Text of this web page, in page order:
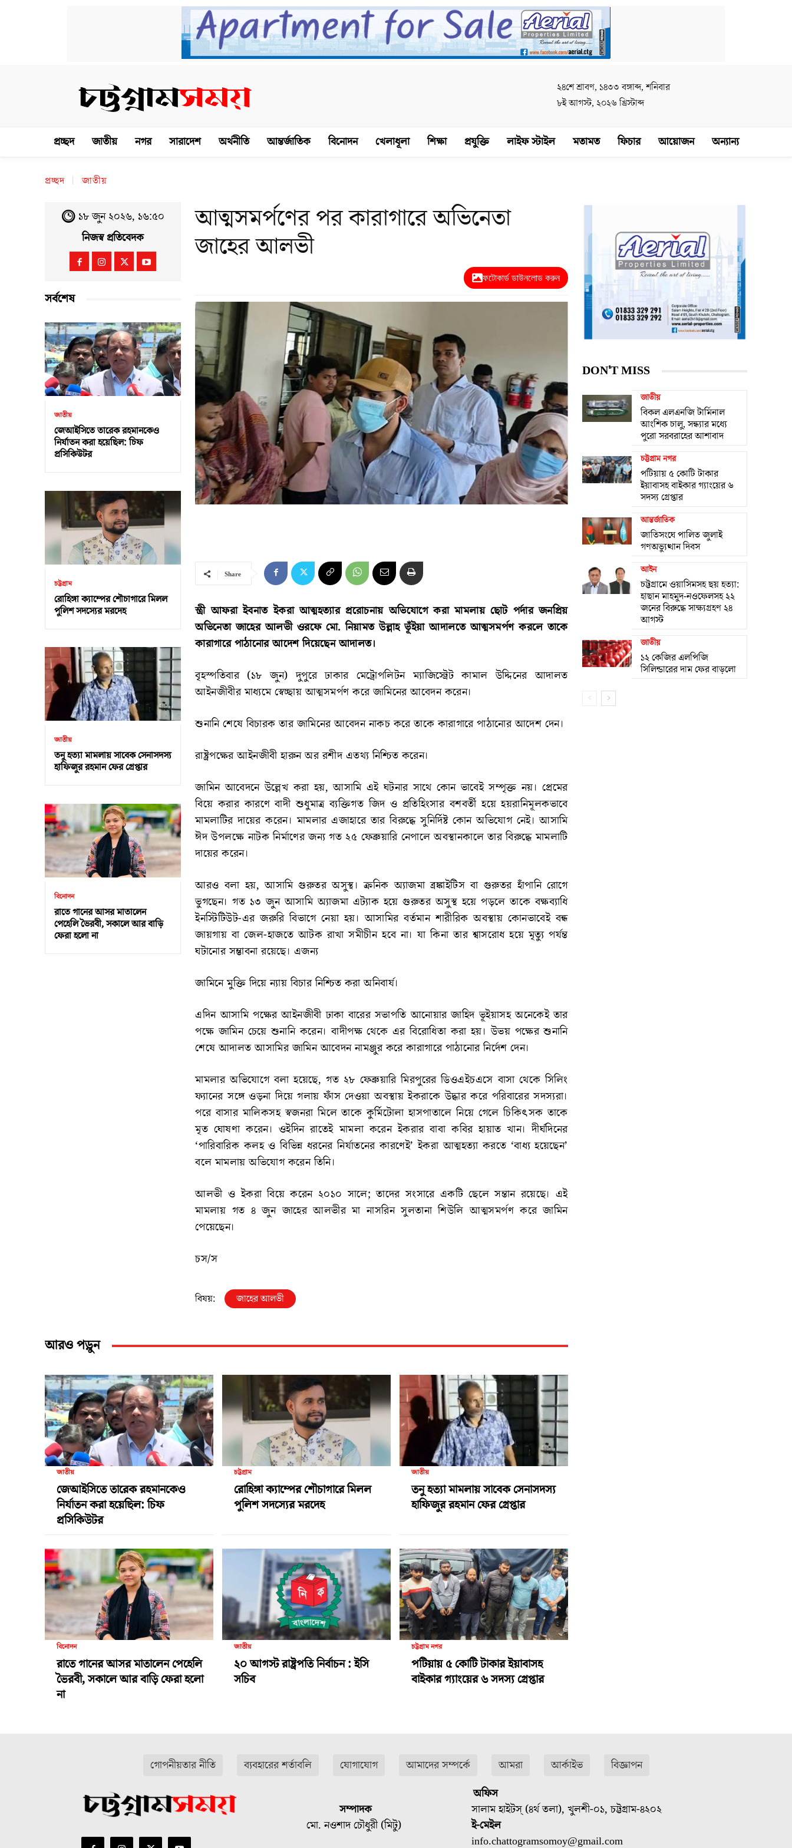
২৪শে শ্রাবণ, ১৪৩৩ বঙ্গাব্দ, শনিবার
৮ই আগস্ট, ২০২৬ খ্রিস্টাব্দ
প্রচ্ছদ জাতীয় নগর সারাদেশ অর্থনীতি আন্তর্জাতিক বিনোদন খেলাধূলা শিক্ষা প্রযুক্তি লাইফ স্টাইল মতামত ফিচার আয়োজন অন্যান্য
প্রচ্ছদ জাতীয়
১৮ জুন ২০২৬, ১৬:৫০
নিজস্ব প্রতিবেদক
সর্বশেষ
জাতীয়
জেআইসিতে তারেক রহমানকেও
নির্যাতন করা হয়েছিল: চিফ
প্রসিকিউটর
চট্টগ্রাম
রোহিঙ্গা ক্যাম্পের শৌচাগারে মিলল
পুলিশ সদস্যের মরদেহ
জাতীয়
তনু হত্যা মামলায় সাবেক সেনাসদস্য
হাফিজুর রহমান ফের গ্রেপ্তার
বিনোদন
রাতে গানের আসর মাতালেন
পেহেলি ভৈরবী, সকালে আর বাড়ি
ফেরা হলো না
আত্মসমর্পণের পর কারাগারে অভিনেতা
জাহের আলভী
ফটোকার্ড ডাউনলোড করুন
Share
স্ত্রী আফরা ইবনাত ইকরা আত্মহত্যার প্ররোচনায় অভিযোগে করা মামলায় ছোট পর্দার জনপ্রিয়
অভিনেতা জাহের আলভী ওরফে মো. নিয়ামত উল্লাহ ভূঁইয়া আদালতে আত্মসমর্পণ করলে তাকে
কারাগারে পাঠানোর আদেশ দিয়েছেন আদালত।
বৃহস্পতিবার (১৮ জুন) দুপুরে ঢাকার মেট্রোপলিটন ম্যাজিস্ট্রেট কামাল উদ্দিনের আদালত
আইনজীবীর মাধ্যমে স্বেচ্ছায় আত্মসমর্পণ করে জামিনের আবেদন করেন।
শুনানি শেষে বিচারক তার জামিনের আবেদন নাকচ করে তাকে কারাগারে পাঠানোর আদেশ দেন।
রাষ্ট্রপক্ষের আইনজীবী হারুন অর রশীদ এতথ্য নিশ্চিত করেন।
জামিন আবেদনে উল্লেখ করা হয়, আসামি এই ঘটনার সাথে কোন ভাবেই সম্পৃক্ত নয়। প্রেমের
বিয়ে করার কারণে বাদী শুধুমাত্র ব্যক্তিগত জিদ ও প্রতিহিংসার বশবর্তী হয়ে হয়রানিমূলকভাবে
মামলাটির দায়ের করেন। মামলার এজাহারে তার বিরুদ্ধে সুনির্দিষ্ট কোন অভিযোগ নেই। আসামি
ঈদ উপলক্ষে নাটক নির্মাণের জন্য গত ২৫ ফেব্রুয়ারি নেপালে অবস্থানকালে তার বিরুদ্ধে মামলাটি
দায়ের করেন।
আরও বলা হয়, আসামি গুরুতর অসুস্থ। ক্রনিক অ্যাজমা ব্রঙ্কাইটিস বা গুরুতর হাঁপানি রোগে
ভুগছেন। গত ১৩ জুন আসামি অ্যাজমা এট্যাক হয়ে গুরুতর অসুস্থ হয়ে পড়লে তাকে বক্ষব্যাধি
ইনস্টিটিউট-এর জরুরি বিভাগে নেয়া হয়। আসামির বর্তমান শারীরিক অবস্থায় কোনভাবেই বন্ধ
জায়গায় বা জেল-হাজতে আটক রাখা সমীচীন হবে না। যা কিনা তার শ্বাসরোধ হয়ে মৃত্যু পর্যন্ত
ঘটানোর সম্ভাবনা রয়েছে। এজন্য
জামিনে মুক্তি দিয়ে ন্যায় বিচার নিশ্চিত করা অনিবার্য।
এদিন আসামি পক্ষের আইনজীবী ঢাকা বারের সভাপতি আনোয়ার জাহিদ ভূইয়াসহ অনেকেই তার
পক্ষে জামিন চেয়ে শুনানি করেন। বাদীপক্ষ থেকে এর বিরোধিতা করা হয়। উভয় পক্ষের শুনানি
শেষে আদালত আসামির জামিন আবেদন নামঞ্জুর করে কারাগারে পাঠানোর নির্দেশ দেন।
মামলার অভিযোগে বলা হয়েছে, গত ২৮ ফেব্রুয়ারি মিরপুরের ডিওএইচএসে বাসা থেকে সিলিং
ফ্যানের সঙ্গে ওড়না দিয়ে গলায় ফাঁস দেওয়া অবস্থায় ইকরাকে উদ্ধার করে পরিবারের সদস্যরা।
পরে বাসার মালিকসহ স্বজনরা মিলে তাকে কুর্মিটোলা হাসপাতালে নিয়ে গেলে চিকিৎসক তাকে
মৃত ঘোষণা করেন। ওইদিন রাতেই মামলা করেন ইকরার বাবা কবির হায়াত খান। দীর্ঘদিনের
‘পারিবারিক কলহ ও বিভিন্ন ধরনের নির্যাতনের কারণেই’ ইকরা আত্মহত্যা করতে ‘বাধ্য হয়েছেন’
বলে মামলায় অভিযোগ করেন তিনি।
আলভী ও ইকরা বিয়ে করেন ২০১০ সালে; তাদের সংসারে একটি ছেলে সন্তান রয়েছে। এই
মামলায় গত ৪ জুন জাহের আলভীর মা নাসরিন সুলতানা শিউলি আত্মসমর্পণ করে জামিন
পেয়েছেন।
চস/স
বিষয়: জাহের আলভী
আরও পড়ুন
জাতীয়
জেআইসিতে তারেক রহমানকেও
নির্যাতন করা হয়েছিল: চিফ
প্রসিকিউটর
চট্টগ্রাম
রোহিঙ্গা ক্যাম্পের শৌচাগারে মিলল
পুলিশ সদস্যের মরদেহ
জাতীয়
তনু হত্যা মামলায় সাবেক সেনাসদস্য
হাফিজুর রহমান ফের গ্রেপ্তার
বিনোদন
রাতে গানের আসর মাতালেন পেহেলি
ভৈরবী, সকালে আর বাড়ি ফেরা হলো
না
জাতীয়
২০ আগস্ট রাষ্ট্রপতি নির্বাচন : ইসি
সচিব
চট্টগ্রাম নগর
পটিয়ায় ৫ কোটি টাকার ইয়াবাসহ
বাইকার গ্যাংয়ের ৬ সদস্য গ্রেপ্তার
DON'T MISS
জাতীয়
বিকল এলএনজি টার্মিনাল
আংশিক চালু, সন্ধ্যার মধ্যে
পুরো সরবরাহের আশাবাদ
চট্টগ্রাম নগর
পটিয়ায় ৫ কোটি টাকার
ইয়াবাসহ বাইকার গ্যাংয়ের ৬
সদস্য গ্রেপ্তার
আন্তর্জাতিক
জাতিসংঘে পালিত জুলাই
গণঅভ্যুত্থান দিবস
আইন
চট্টগ্রামে ওয়াসিমসহ ছয় হত্যা:
হাছান মাহমুদ-নওফেলসহ ২২
জনের বিরুদ্ধে সাক্ষ্যগ্রহণ ২৪
আগস্ট
জাতীয়
১২ কেজির এলপিজি
সিলিন্ডারের দাম ফের বাড়লো
গোপনীয়তার নীতি ব্যবহারের শর্তাবলি যোগাযোগ আমাদের সম্পর্কে আমরা আর্কাইভ বিজ্ঞাপন
সম্পাদক
মো. নওশাদ চৌধুরী (মিটু)
অফিস
সালাম হাইটস্ (৪র্থ তলা), খুলশী-০১, চট্টগ্রাম-৪২০২
ই-মেইল
info.chattogramsomoy@gmail.com